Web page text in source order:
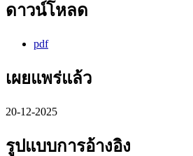
ดาวน์โหลด
pdf
เผยแพร่แล้ว
20-12-2025
รูปแบบการอ้างอิง